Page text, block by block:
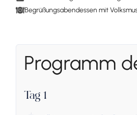
Begrüßungsabendessen mit
Programm
Tag 1